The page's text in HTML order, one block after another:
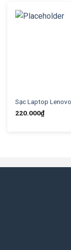
Sạc Laptop
220.000₫